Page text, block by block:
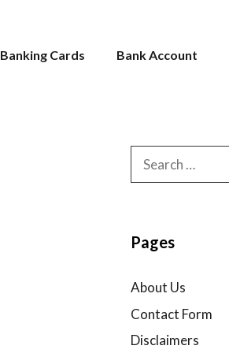
Banking Cards Bank Account
for:
Pages
About Us
Contact Form
Disclaimers